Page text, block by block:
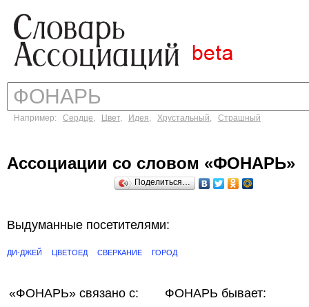
Например: Сердце, Цвет, Идея, Хрустальный, Страшный
Ассоциации со словом «ФОНАРЬ»
Поделиться…
Выдуманные посетителями:
ДИ-ДЖЕЙ ЦВЕТОЕД СВЕРКАНИЕ ГОРОД
«ФОНАРЬ» связано с: ФОНАРЬ бывает: